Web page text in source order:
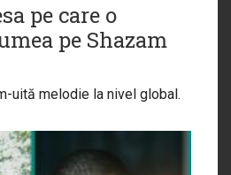
pe care o
pe Shazam
uită melodie la nivel global.